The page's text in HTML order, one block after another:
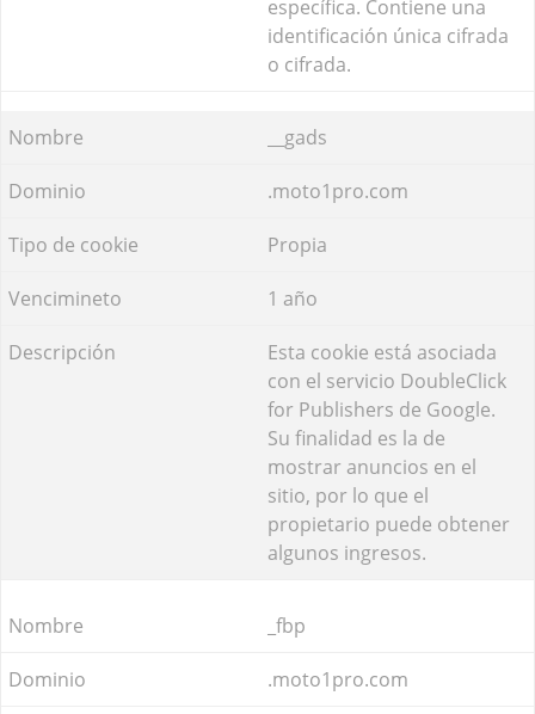
específica. Contiene una
identificación única cifrada
o cifrada.
__gads
.moto1pro.com
Propia
1 año
Esta cookie está asociada
con el servicio DoubleClick
for Publishers de Google.
Su finalidad es la de
mostrar anuncios en el
sitio, por lo que el
propietario puede obtener
algunos ingresos.
_fbp
.moto1pro.com